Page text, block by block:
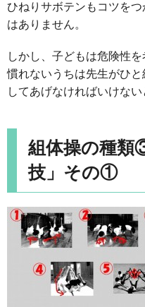
ひねりサボテンもコツを
はありません。
しかし、子どもは危険性
慣れないうちは先生がひ
してあげなければいけない
組体操の種類
技」その①